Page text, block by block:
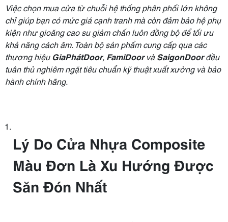
Việc chọn mua cửa từ chuỗi hệ thống phân phối lớn không
chỉ giúp bạn có mức giá cạnh tranh mà còn đảm bảo hệ phụ
kiện như gioăng cao su giảm chấn luôn đồng bộ để tối ưu
khả năng cách âm. Toàn bộ sản phẩm cung cấp qua các
thương hiệu GiaPhátDoor, FamiDoorvàSaigonDoorđều
tuân thủ nghiêm ngặt tiêu chuẩn kỹ thuật xuất xưởng và bảo
hành chính hãng.
Lý Do Cửa Nhựa Composite
Màu Đơn Là Xu Hướng Được
Săn Đón Nhất